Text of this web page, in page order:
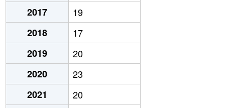
2017
19
2018
17
2019
20
2020
23
2021
20